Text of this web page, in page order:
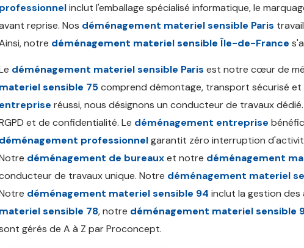
professionnelinclut l'emballage spécialisé informatique, le
reprise. Nos déménagement materiel sensible Paris
notre déménagement materiel sensible Île-de-France
déménagement materiel sensible Paris est notre cœur de
materiel sensible 75comprend démontage, transport sécurisé et
entreprise réussi, nous désignons un conducteur de travaux
et de confidentialité. Le déménagement entreprise
déménagement professionnelgarantit zéro interruption
déménagement de bureauxet notre déménagement
de travaux unique. Notre déménagement materiel
déménagement materiel sensible 94 inclut la gestion
materiel sensible 78, notre déménagement materiel sensible
gérés de A à Z par Proconcept.